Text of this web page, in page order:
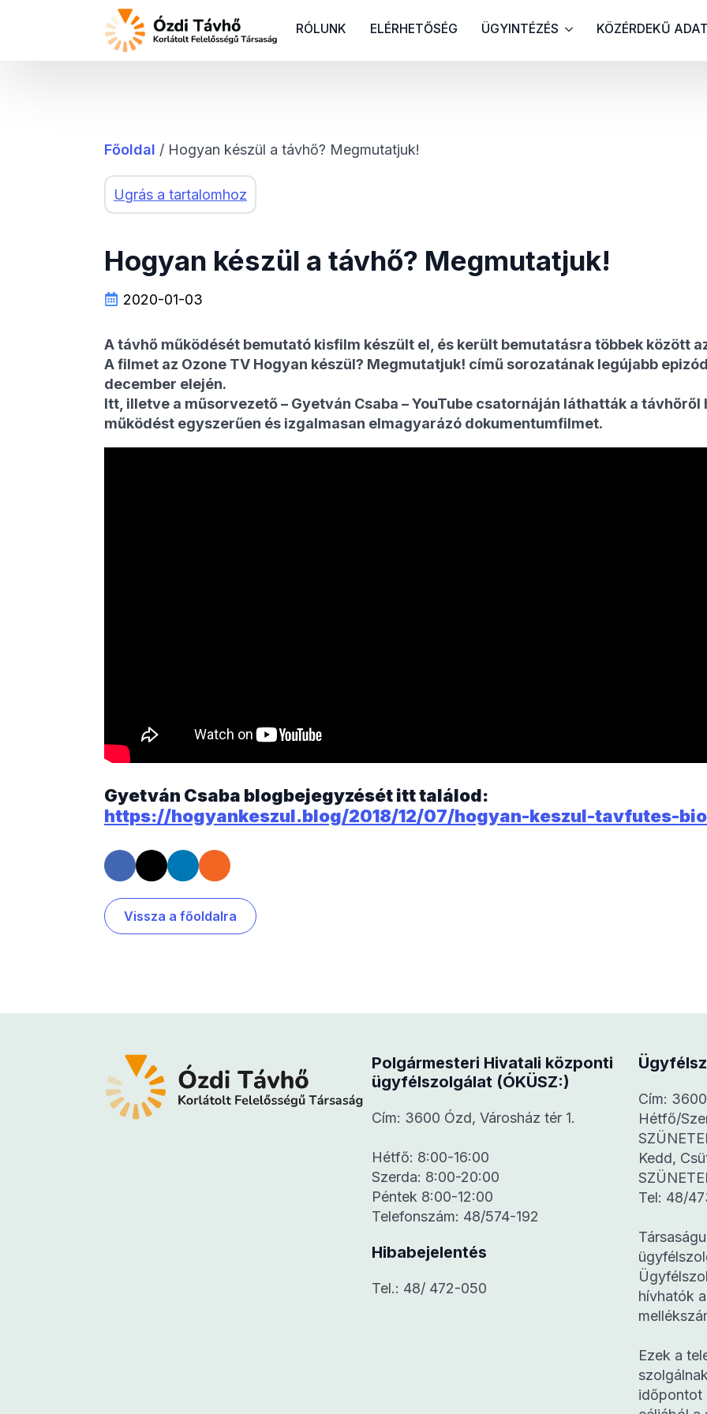
RÓLUNK ELÉRHETŐSÉG ÜGYINTÉZÉS KÖZÉRDEKŰ
Főoldal / Hogyan készül a távhő? Megmutatjuk!
Ugrás a tartalomhoz
Hogyan készül a távhő? Megmutatjuk!
2020-01-03
A távhő működését bemutató kisfilm készült el, és került bemutatásra többek között
A filmet az Ozone TV Hogyan készül? Megmutatjuk! című sorozatának legújabb
december elején.
Itt, illetve a műsorvezető – Gyetván Csaba – YouTube csatornáján láthatták a
működést egyszerűen és izgalmasan elmagyarázó dokumentumfilmet.
Gyetván Csaba blogbejegyzését itt találod:
https://hogyankeszul.blog/2018/12/07/hogyan-keszul-tavfutes-
Vissza a főoldalra
Polgármesteri Hivatali központi
ügyfélszolgálat (ÓKÜSZ:)
Cím: 3600 Ózd, Városház tér 1.
Hétfő: 8:00-16:00
Szerda: 8:00-20:00
Péntek 8:00-12:00
Telefonszám: 48/574-192
Hibabejelentés
Tel.: 48/ 472-050
Cím:
Hétfő/
Kedd,
Tel: 48/
hívhatók a
Ezek a
időpontot